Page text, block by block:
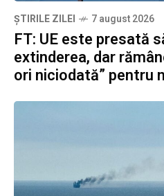
ȘTIRILE ZILEI 7 august 2026
FT: UE este presată
extinderea, dar
ori niciodată” pentru